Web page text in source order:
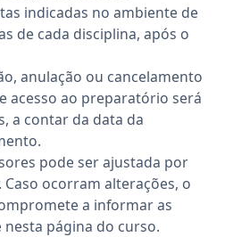
indicadas no ambiente de
de cada disciplina, após o
anulação ou cancelamento
acesso ao preparatório será
a contar da data da
pode ser ajustada por
ocorram alterações, o
a informar as
página do curso.